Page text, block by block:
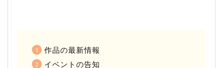
作品の最新情報
イベントの告知